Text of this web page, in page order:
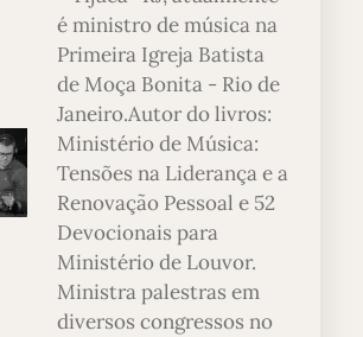
é ministro de música na
Primeira Igreja Batista
de Moça Bonita - Rio de
Janeiro.Autor do livros:
Ministério de Música:
Tensões na Liderança e a
Renovação Pessoal e 52
Devocionais para
Ministério de Louvor.
Ministra palestras em
diversos congressos no